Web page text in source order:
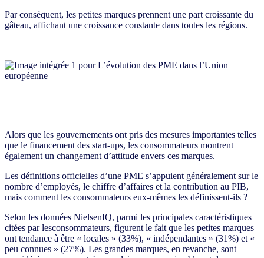
Par conséquent, les petites marques prennent une part croissante du
gâteau, affichant une croissance constante dans toutes les régions.
Alors que les gouvernements ont pris des mesures importantes telles
que le financement des start-ups, les consommateurs montrent
également un changement d’attitude envers ces marques.
Les définitions officielles d’une PME s’appuient généralement sur le
nombre d’employés, le chiffre d’affaires et la contribution au PIB,
mais comment les consommateurs eux-mêmes les définissent-ils ?
Selon les données NielsenIQ, parmi les principales caractéristiques
citées par lesconsommateurs, figurent le fait que les petites marques
ont tendance à être « locales » (33%), « indépendantes » (31%) et «
peu connues » (27%). Les grandes marques, en revanche, sont